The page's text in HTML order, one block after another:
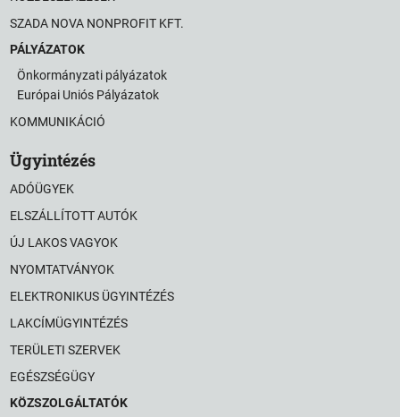
SZADA NOVA NONPROFIT KFT.
PÁLYÁZATOK
Önkormányzati pályázatok
Európai Uniós Pályázatok
KOMMUNIKÁCIÓ
Ügyintézés
ADÓÜGYEK
ELSZÁLLÍTOTT AUTÓK
ÚJ LAKOS VAGYOK
NYOMTATVÁNYOK
ELEKTRONIKUS ÜGYINTÉZÉS
LAKCÍMÜGYINTÉZÉS
TERÜLETI SZERVEK
EGÉSZSÉGÜGY
KÖZSZOLGÁLTATÓK